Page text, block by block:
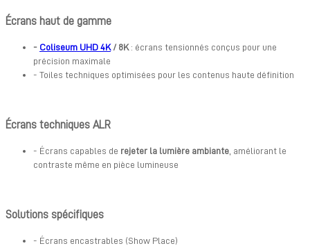
Écrans haut de gamme
- Coliseum UHD 4K/ 8K: écrans tensionnés conçus pour une
précision maximale
- Toiles techniques optimisées pour les contenus haute définition
Écrans techniques ALR
- Écrans capables de rejeter la lumière ambiante , améliorant le
contraste même en pièce lumineuse
Solutions spécifiques
- Écrans encastrables (Show Place)